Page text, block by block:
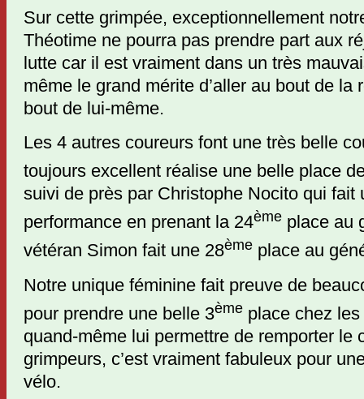
Sur cette grimpée, exceptionnellement
Théotime ne pourra pas prendre part aux
lutte car il est vraiment dans un très
même le grand mérite d’aller au bout de la
bout de lui-même.
Les 4 autres coureurs font une très belle
toujours excellent réalise une belle place
suivi de près par Christophe Nocito qui fait
performance en prenant la 24ème place au
vétéran Simon fait une 28ème place au
Notre unique féminine fait preuve de
pour prendre une belle 3ème place chez
quand-même lui permettre de remporter le
grimpeurs, c’est vraiment fabuleux pour
vélo.